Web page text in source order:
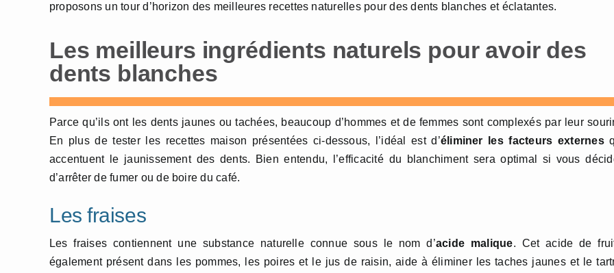
proposons un tour d’horizon des meilleures recettes naturelles pour des dents blanches et éclatantes.
Les meilleurs ingrédients naturels pour avoir des
dents blanches
Parce qu’ils ont les dents jaunes ou tachées, beaucoup d’hommes et de femmes sont complexés par leur
En plus de tester les recettes maison présentées ci-dessous, l’idéal est d’éliminer les facteurs externes
accentuent le jaunissement des dents. Bien entendu, l’efficacité du blanchiment sera optimal si vous
d’arrêter de fumer ou de boire du café.
Les fraises
Les fraises contiennent une substance naturelle connue sous le nom d’acide malique. Cet acide de
également présent dans les pommes, les poires et le jus de raisin, aide à éliminer les taches jaunes et le